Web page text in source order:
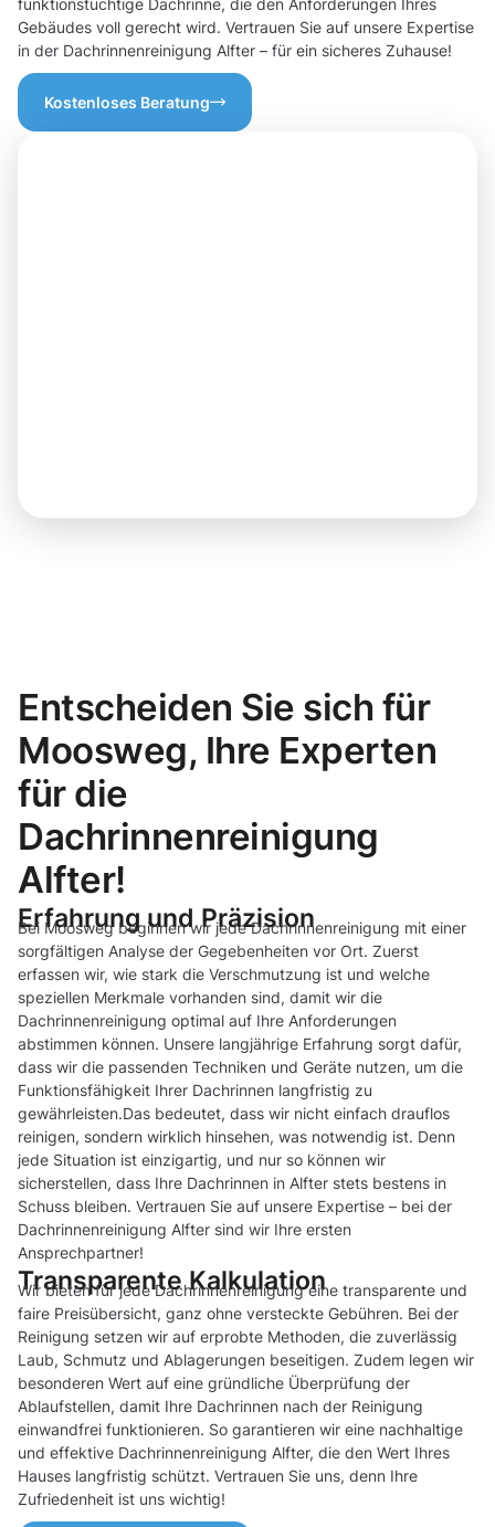
funktionstüchtige Dachrinne, die den Anforderungen Ihres
Gebäudes voll gerecht wird. Vertrauen Sie auf unsere Expertise
in der Dachrinnenreinigung Alfter – für ein sicheres Zuhause!
Kostenloses Beratung
Entscheiden Sie sich für
Moosweg, Ihre Experten
für die
Dachrinnenreinigung
Alfter!
Erfahrung und Präzision
Bei Moosweg beginnen wir jede Dachrinnenreinigung mit einer
sorgfältigen Analyse der Gegebenheiten vor Ort. Zuerst
erfassen wir, wie stark die Verschmutzung ist und welche
speziellen Merkmale vorhanden sind, damit wir die
Dachrinnenreinigung optimal auf Ihre Anforderungen
abstimmen können. Unsere langjährige Erfahrung sorgt dafür,
dass wir die passenden Techniken und Geräte nutzen, um die
Funktionsfähigkeit Ihrer Dachrinnen langfristig zu
gewährleisten.Das bedeutet, dass wir nicht einfach drauflos
reinigen, sondern wirklich hinsehen, was notwendig ist. Denn
jede Situation ist einzigartig, und nur so können wir
sicherstellen, dass Ihre Dachrinnen in Alfter stets bestens in
Schuss bleiben. Vertrauen Sie auf unsere Expertise – bei der
Dachrinnenreinigung Alfter sind wir Ihre ersten
Ansprechpartner!
Transparente Kalkulation
Wir bieten für jede Dachrinnenreinigung eine transparente und
faire Preisübersicht, ganz ohne versteckte Gebühren. Bei der
Reinigung setzen wir auf erprobte Methoden, die zuverlässig
Laub, Schmutz und Ablagerungen beseitigen. Zudem legen wir
besonderen Wert auf eine gründliche Überprüfung der
Ablaufstellen, damit Ihre Dachrinnen nach der Reinigung
einwandfrei funktionieren. So garantieren wir eine nachhaltige
und effektive Dachrinnenreinigung Alfter, die den Wert Ihres
Hauses langfristig schützt. Vertrauen Sie uns, denn Ihre
Zufriedenheit ist uns wichtig!